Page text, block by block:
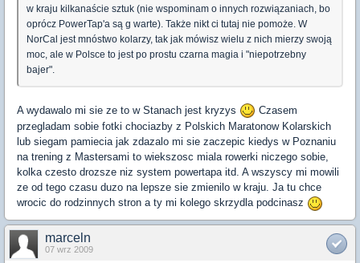
w kraju kilkanaście sztuk (nie wspominam o innych rozwiązaniach, bo
oprócz PowerTap'a są g warte). Także nikt ci tutaj nie pomoże. W
NorCal jest mnóstwo kolarzy, tak jak mówisz wielu z nich mierzy swoją
moc, ale w Polsce to jest po prostu czarna magia i "niepotrzebny
bajer".
A wydawalo mi sie ze to w Stanach jest kryzys
Czasem
przegladam sobie fotki chociazby z Polskich Maratonow Kolarskich
lub siegam pamiecia jak zdazalo mi sie zaczepic kiedys w Poznaniu
na trening z Mastersami to wiekszosc miala rowerki niczego sobie,
kolka czesto drozsze niz system powertapa itd. A wszyscy mi mowili
ze od tego czasu duzo na lepsze sie zmienilo w kraju. Ja tu chce
wrocic do rodzinnych stron a ty mi kolego skrzydla podcinasz
marceln
07 wrz 2009